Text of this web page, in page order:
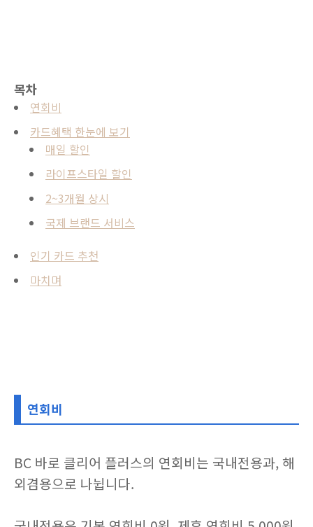
목차
연회비
카드혜택 한눈에 보기
매일 할인
라이프스타일 할인
2~3개월 상시
국제 브랜드 서비스
인기 카드 추천
마치며
연회비
BC 바로 클리어 플러스의 연회비는 국내전용과, 해
외겸용으로 나뉩니다.